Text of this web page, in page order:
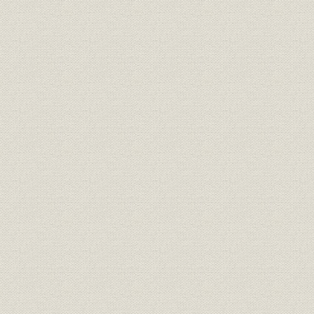
1. 業務体制の改編
2. 事務改善と情報収集処理体制の整備
3. 研究調査活動の拡充
第4節 融資活動の展開
1. 産業基盤の充実・強化
2. 産業体質の改善と国際競争力の強化
3. 地域間の均衡ある発展
4. 国際観光施設・私鉄・ガスなど
5. 外貨貸付けおよび外貨保証
第5節 経営の成果
1. 政策金融の効果